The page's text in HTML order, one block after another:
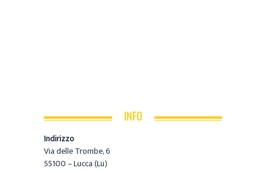
INFO
Indirizzo
Via delle Trombe, 6
55100 – Lucca (Lu)